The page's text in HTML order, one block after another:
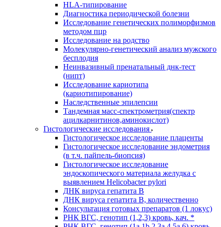
HLA-типирование
Диагностика периодической болезни
Исследование генетических полиморфизмов
методом пцр
Исследование на родство
Молекулярно-генетический анализ мужского
бесплодия
Неинвазивный пренатальный днк-тест
(нипт)
Исследование кариотипа
(кариотипирование)
Наследственные эпилепсии
Тандемная масс-спектрометрия(спектр
ацилкарнитинов,аминокислот)
Гистологические исследования
Гистологическое исследование плаценты
Гистологическое исследование эндометрия
(в т.ч. пайпель-биопсия)
Гистологическое исследование
эндоскопического материала желудка с
выявлением Helicobacter pylori
ДНК вируса гепатита B
ДНК вируса гепатита B, количественно
Консультация готовых препаратов (1 локус)
РНК ВГC, генотип (1,2,3) кровь, кач. *